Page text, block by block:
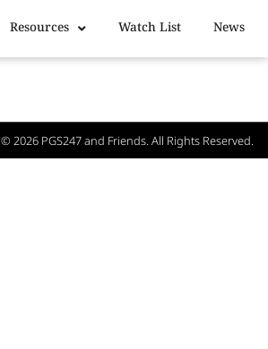
Resources Watch List News
© 2026 PGS247and Friends. All Rights Reserved.